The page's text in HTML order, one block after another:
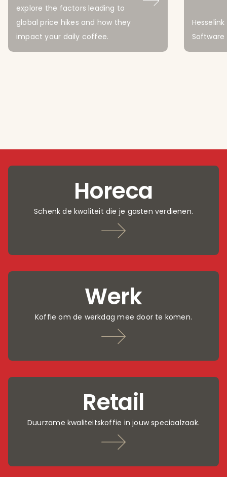
explore the factors leading to
global price hikes and how they
impact your daily coffee.
Software
Horeca
Schenk de kwaliteit die je gasten verdienen.
Werk
Koffie om de werkdag mee door te komen.
Retail
Duurzame kwaliteitskoffie in jouw speciaalzaak.